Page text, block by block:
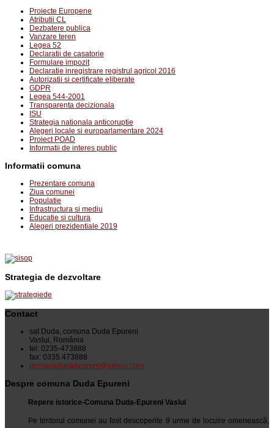
Proiecte Europene
Atributii CL
Dezbatere publica
Vanzare teren
Legea 52
Declaratii de casatorie
Formulare impozit
Declaratie inregistrare registrul agricol 2016
Autorizatii si certificate eliberate
GDPR
Legea 544-2001
Transparenta decizionala
ISU
Strategia nationala anticoruptie
Alegeri locale si europarlamentare 2024
Proiect POAD
Informatii de interes public
Informatii comuna
Prezentare comuna
Ziua comunei
Populatie
Infrastructura si mediu
Educatie si cultura
Alegeri prezidentiale 2019
Strategia de dezvoltare
Contact
sat Duda, comuna Duda Epureni
Vaslui, România
tel: 0235-473888
fax: 0335.473888
primariadudaepureni@yahoo.com
Despre comuna Duda Epureni
Repere istorice-Comuna Duda-Epureni Vaslui
Pe teritorul comunei au fost descoperite 9 urme de locuire omenească,